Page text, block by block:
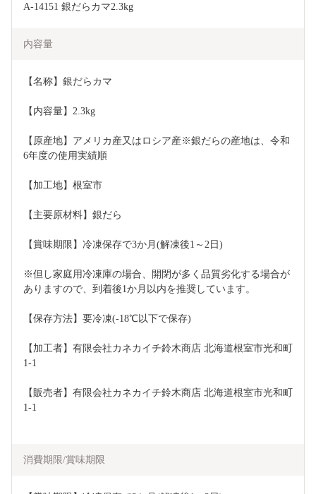
A-14151 銀だらカマ2.3kg
内容量
【名称】銀だらカマ
【内容量】2.3kg
【原産地】アメリカ産又はロシア産※銀だらの産地は、令和
6年度の使用実績順
【加工地】根室市
【主要原材料】銀だら
【賞味期限】冷凍保存で3か月(解凍後1～2日)
※但し家庭用冷凍庫の場合、開閉が多く品質劣化する場合が
ありますので、到着後1か月以内を推奨しています。
【保存方法】要冷凍(-18℃以下で保存)
【加工者】有限会社カネカイチ鈴木商店 北海道根室市光和町
1-1
【販売者】有限会社カネカイチ鈴木商店 北海道根室市光和町
1-1
消費期限/賞味期限